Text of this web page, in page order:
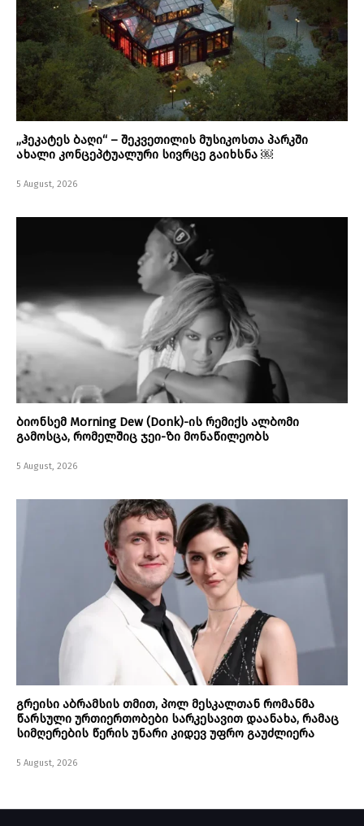
„ჰეკატეს ბაღი“ – შეკვეთილის მუსიკოსთა პარკში
ახალი კონცეპტუალური სივრცე გაიხსნა ￼
5 August, 2026
ბიონსემ Morning Dew (Donk)-ის რემიქს ალბომი
გამოსცა, რომელშიც ჯეი-ზი მონაწილეობს
5 August, 2026
გრეისი აბრამსის თმით, პოლ მესკალთან რომანმა
წარსული ურთიერთობები სარკესავით დაანახა, რამაც
სიმღერების წერის უნარი კიდევ უფრო გაუძლიერა
5 August, 2026